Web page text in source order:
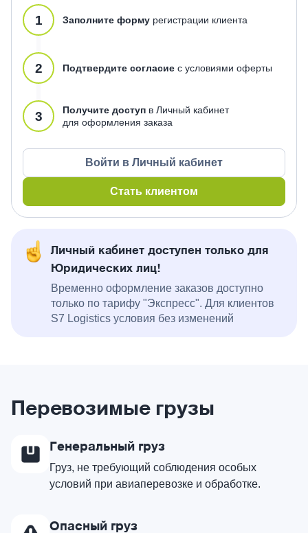
1 Заполните форму регистрации клиента
2 Подтвердите согласие с условиями оферты
3 Получите доступ в Личный кабинет
для оформления заказа
Войти в Личный кабинет
Стать клиентом
Личный кабинет доступен только для
Юридических лиц!
Временно оформление заказов доступно
только по тарифу "Экспресс". Для клиентов
S7 Logistics условия без изменений
Перевозимые грузы
Генеральный груз
Груз, не требующий соблюдения особых
условий при авиаперевозке и обработке.
Опасный груз